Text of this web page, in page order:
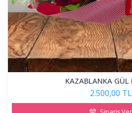
KAZABLANKA GÜL
2.500,00 TL